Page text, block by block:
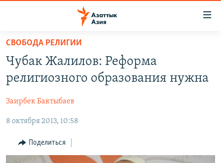
Вернуться
основному
содержанию
Вернутся
навигации
Вернутся
ЦЕНТРАЛЬНАЯ АЗИЯ
УЗБЕКИСТАН
ТАДЖИКИСТАН
НОВОСТИ
ВОЙНА В УКРАИНЕ
НА ДРУГИХ ЯЗЫКАХ
ҚАЗАҚША
КЫРГЫЗЧА
ЎЗБЕКЧА
СВОБОДА РЕЛИГИИ
Чубак Жалилов: Реформа
религиозного образования нужна
Заирбек Бактыбаев
8 октября 2013, 10:58
Поделиться